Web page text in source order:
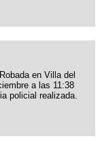
en Villa del
a las 11:38
policial realizada.